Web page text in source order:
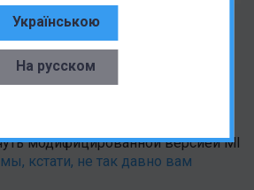
Українською
На русском
Redmi Note 9
Redmi Note 9 5G будет
модифицированной версией MI
кстати, не так давно вам